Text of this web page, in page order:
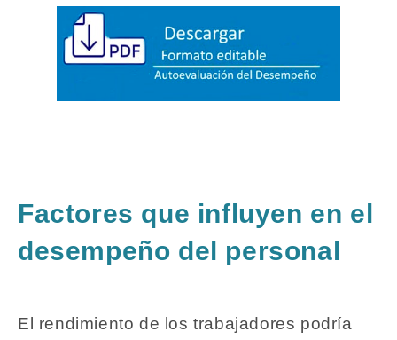
Factores que influyen en el
desempeño del personal
El rendimiento de los trabajadores podría